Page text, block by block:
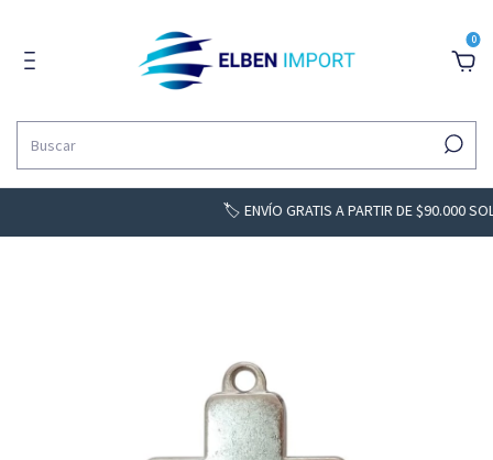
0
🏷️ ENVÍO GRATIS A PARTIR DE $90.000 SOLO